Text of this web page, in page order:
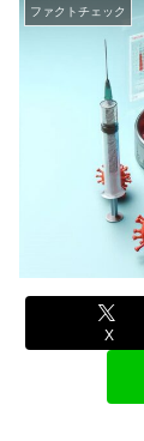
ファクトチェック
X